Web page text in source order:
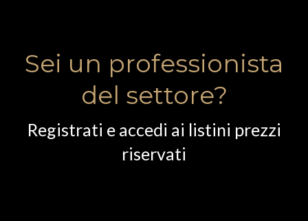
Sei un professionista
del settore?
Registrati e accedi ai listini prezzi
riservati